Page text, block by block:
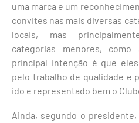
uma marca e um
convites nas mais diversas
locais, mas
categorias menores,
principal intenção é que
pelo trabalho de qualidade e
ido e representado bem o
Ainda, segundo o